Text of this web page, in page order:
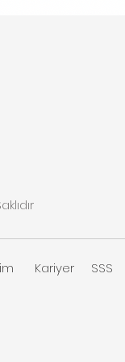
Kariyer SSS